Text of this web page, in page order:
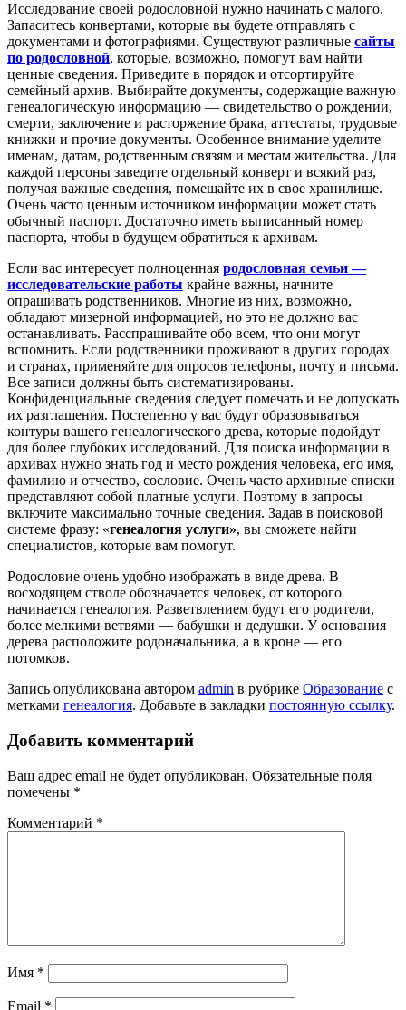
Исследование своей родословной нужно начинать с малого.
Запаситесь конвертами, которые вы будете отправлять с
документами и фотографиями. Существуют различные сайты
по родословной, которые, возможно, помогут вам найти
ценные сведения. Приведите в порядок и отсортируйте
семейный архив. Выбирайте документы, содержащие важную
генеалогическую информацию — свидетельство о рождении,
смерти, заключение и расторжение брака, аттестаты, трудовые
книжки и прочие документы. Особенное внимание уделите
именам, датам, родственным связям и местам жительства. Для
каждой персоны заведите отдельный конверт и всякий раз,
получая важные сведения, помещайте их в свое хранилище.
Очень часто ценным источником информации может стать
обычный паспорт. Достаточно иметь выписанный номер
паспорта, чтобы в будущем обратиться к архивам.
Если вас интересует полноценная родословная семьи —
исследовательские работы крайне важны, начните
опрашивать родственников. Многие из них, возможно,
обладают мизерной информацией, но это не должно вас
останавливать. Расспрашивайте обо всем, что они могут
вспомнить. Если родственники проживают в других городах
и странах, применяйте для опросов телефоны, почту и письма.
Все записи должны быть систематизированы.
Конфиденциальные сведения следует помечать и не допускать
их разглашения. Постепенно у вас будут образовываться
контуры вашего генеалогического древа, которые подойдут
для более глубоких исследований. Для поиска информации в
архивах нужно знать год и место рождения человека, его имя,
фамилию и отчество, сословие. Очень часто архивные списки
представляют собой платные услуги. Поэтому в запросы
включите максимально точные сведения. Задав в поисковой
системе фразу: «генеалогия услуги», вы сможете найти
специалистов, которые вам помогут.
Родословие очень удобно изображать в виде древа. В
восходящем стволе обозначается человек, от которого
начинается генеалогия. Разветвлением будут его родители,
более мелкими ветвями — бабушки и дедушки. У основания
дерева расположите родоначальника, а в кроне — его
потомков.
Запись опубликована автором admin в рубрике Образование с
метками генеалогия. Добавьте в закладки постоянную ссылку.
Добавить комментарий
Ваш адрес email не будет опубликован. Обязательные поля
помечены *
Комментарий *
Имя *
Email *